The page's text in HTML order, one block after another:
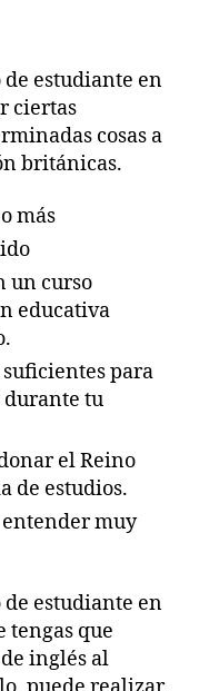
estudiante en
ciertas
cosas a
británicas.
más
un curso
educativa
para
durante tu
el Reino
de estudios.
entender muy
estudiante en
tengas que
inglés al